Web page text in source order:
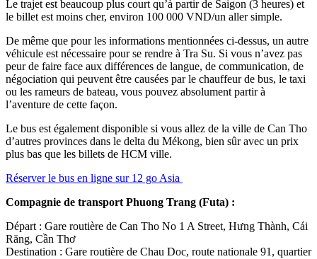
Le trajet est beaucoup plus court qu’à partir de Saigon (3 heures) et
le billet est moins cher, environ 100 000 VND/un aller simple.
De même que pour les informations mentionnées ci-dessus, un autre
véhicule est nécessaire pour se rendre à Tra Su. Si vous n’avez pas
peur de faire face aux différences de langue, de communication, de
négociation qui peuvent être causées par le chauffeur de bus, le taxi
ou les rameurs de bateau, vous pouvez absolument partir à
l’aventure de cette façon.
Le bus est également disponible si vous allez de la ville de Can Tho
d’autres provinces dans le delta du Mékong, bien sûr avec un prix
plus bas que les billets de HCM ville.
Réserver le bus en ligne sur 12 go Asia
Compagnie de transport Phuong Trang (Futa) :
Départ : Gare routière de Can Tho No 1 A Street, Hưng Thành, Cái
Răng, Cần Thơ
Destination : Gare routière de Chau Doc, route nationale 91, quartier